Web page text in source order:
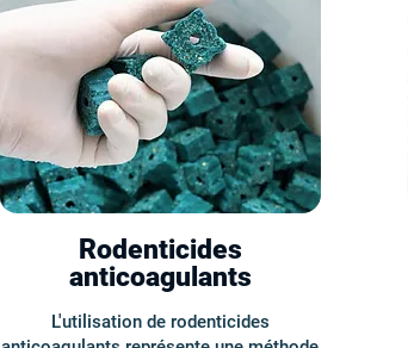
Rodenticides
anticoagulants
L'utilisation de rodenticides